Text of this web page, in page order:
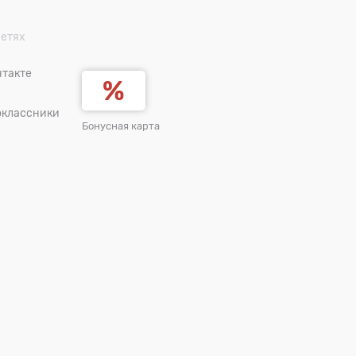
Бонусная карта